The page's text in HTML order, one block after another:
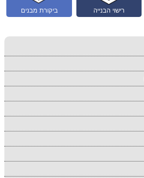
ביקורת מבנים רישוי הבנייה